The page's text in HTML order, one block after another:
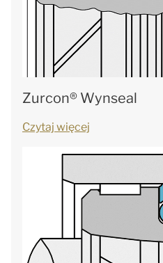
Zurcon® Wynseal
Czytaj więcej